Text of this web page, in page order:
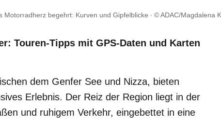
Motorradherz begehrt: Kurven und Gipfelblicke © ADAC/Magdalena
Touren-Tipps mit GPS-Daten und Karten
dem Genfer See und Nizza, bieten
Erlebnis. Der Reiz der Region liegt in der
und ruhigem Verkehr, eingebettet in eine